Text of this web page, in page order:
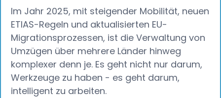
Im Jahr 2025, mit steigender Mobilität, neuen
ETIAS-Regeln und aktualisierten EU-
Migrationsprozessen, ist die Verwaltung von
Umzügen über mehrere Länder hinweg
komplexer denn je. Es geht nicht nur darum,
Werkzeuge zu haben - es geht darum,
intelligent zu arbeiten.